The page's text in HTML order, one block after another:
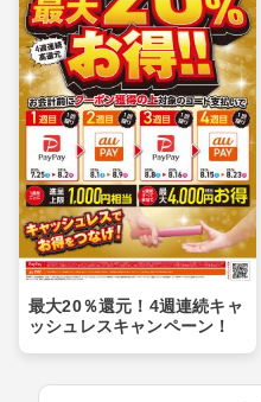
最大20％還元！4週連続キャ
ッシュレスキャンペーン！